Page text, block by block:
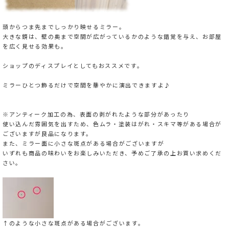
頭からつま先までしっかり映せるミラー。
大きな鏡は、壁の奥まで空間が広がっているかのような錯覚を与え、お部屋
を広く見せる効果も。
ショップのディスプレイとしてもおススメです。
ミラーひとつ飾るだけで空間を華やかに演出できますよ♪
※アンティーク加工の為、表面の剥がれたような部分があったり
使い込んだ雰囲気を出すため、色ムラ・塗装はがれ・スキマ等がある場合が
ございますが良品になります。
また、ミラー面に小さな斑点がある場合がございますが
いずれも商品の味わいをお楽しみいただき、予めご了承の上お買い求めくだ
さい。
↑のような小さな斑点がある場合がございます。